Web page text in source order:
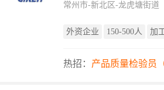
常州市-新北区-龙虎塘街道
外资企业 150-500人 加
热招： 产品质量检验员